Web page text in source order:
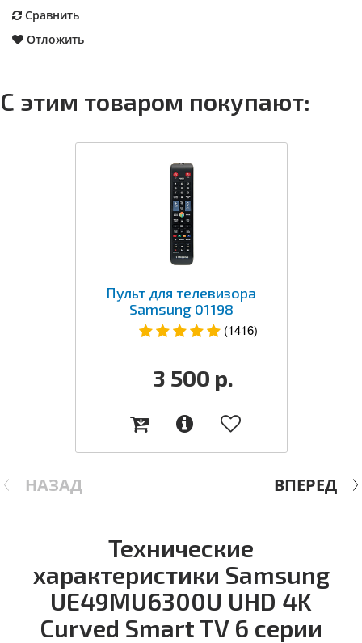
Сравнить
Отложить
С этим товаром покупают:
НАЗАД
Пульт для телевизора
Samsung 01198
(1416)
3 500 р.
ВПЕРЕД
Технические
характеристики Samsung
UE49MU6300U UHD 4K
Curved Smart TV 6 серии